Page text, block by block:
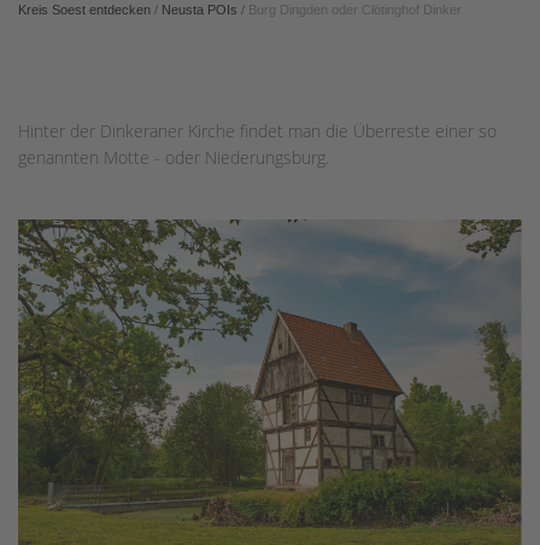
Kreis Soest entdecken / Neusta POIs / Burg Dingden oder Clötinghof Dinker
Hinter der Dinkeraner Kirche findet man die Überreste einer so
genannten Motte - oder Niederungsburg.